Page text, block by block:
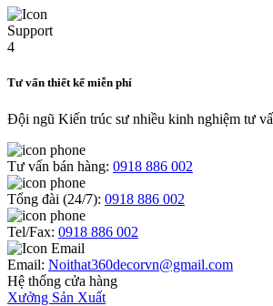
Tư vấn thiết kế miễn phí
Đội ngũ Kiến trúc sư nhiều kinh nghiệm tư
Tư vấn bán hàng: 0918 886 002
Tổng đài (24/7): 0918 886 002
Tel/Fax: 0918 886 002
Email: Noithat360decorvn@gmail.com
Hệ thống cửa hàng
Xưởng Sản Xuất